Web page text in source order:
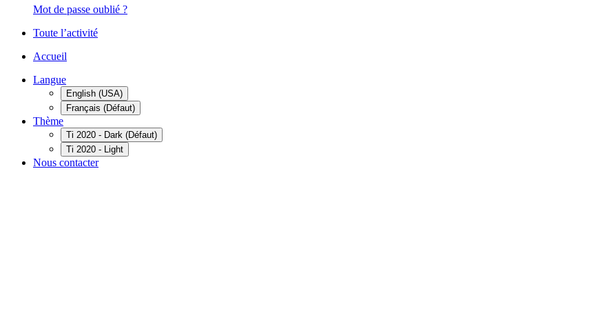
Mot de passe oublié ?
Toute l’activité
Accueil
Langue
English (USA)
Français (Défaut)
Thème
Ti 2020 - Dark (Défaut)
Ti 2020 - Light
Nous contacter